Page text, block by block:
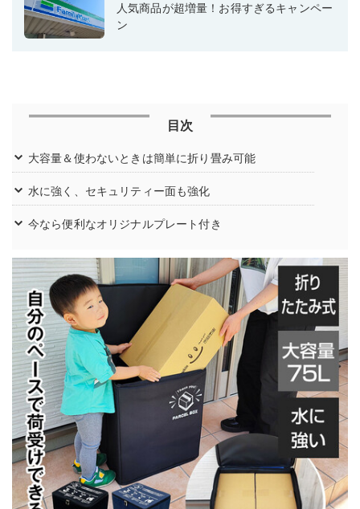
人気商品が超増量！お得すぎるキャンペー
ン
目次
大容量＆使わないときは簡単に折り畳み可能
水に強く、セキュリティー面も強化
今なら便利なオリジナルプレート付き